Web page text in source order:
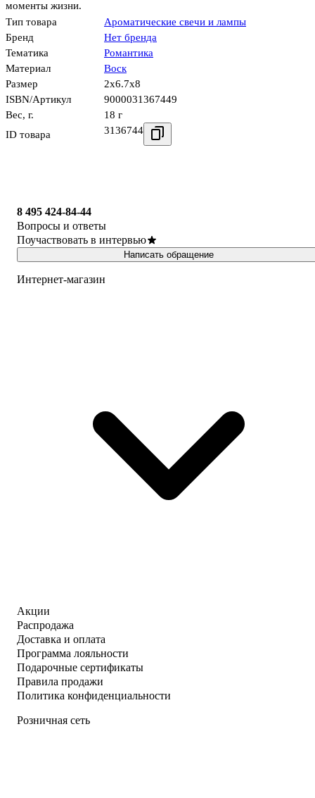
моменты жизни.
Тип товара
Ароматические свечи и лампы
Бренд
Нет бренда
Тематика
Романтика
Материал
Воск
Размер
2x6.7x8
ISBN/Артикул
9000031367449
Вес, г.
18 г
ID товара
3136744
8 495 424-84-44
Вопросы и ответы
Поучаствовать в интервью
Написать обращение
Интернет-магазин
Акции
Распродажа
Доставка и оплата
Программа лояльности
Подарочные сертификаты
Правила продажи
Политика конфиденциальности
Розничная сеть